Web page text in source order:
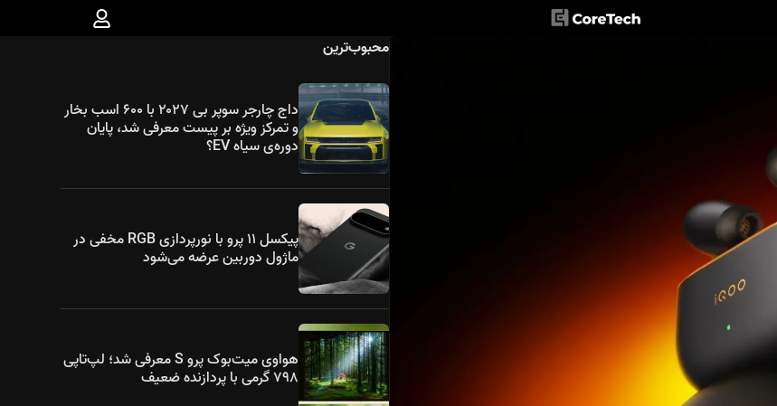
محبوب‌ترین
داج چارجر سوپر بی ۲۰۲۷ با ۶۰۰ اسب بخار
و تمرکز ویژه بر پیست معرفی شد، پایان
دوره‌ی سیاه EV؟
پیکسل ۱۱ پرو با نورپردازی RGB مخفی در
ماژول دوربین عرضه می‌شود
هواوی میت‌بوک پرو S معرفی شد؛ لپ‌تاپی
۷۹۸ گرمی با پردازنده ضعیف